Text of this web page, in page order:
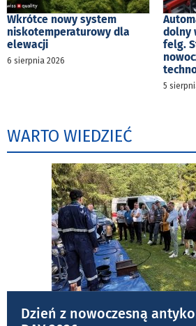
Wkrótce nowy system
niskotemperaturowy dla
elewacji
6 sierpnia 2026
dolny
felg.
5
WARTO WIEDZIEĆ
Dzień z nowoczesną